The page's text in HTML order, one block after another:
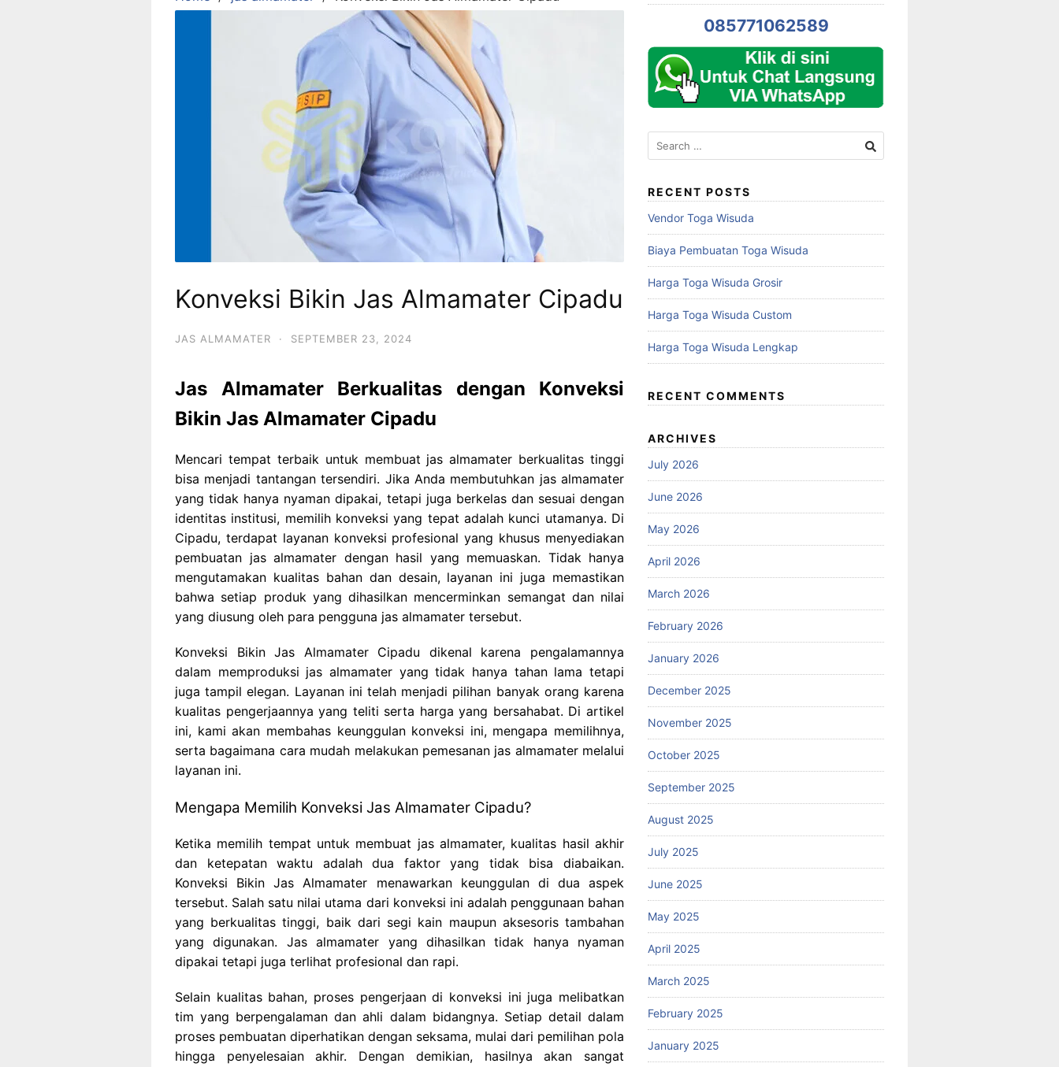
Konveksi Bikin Jas Almamater Cipadu
JAS ALMAMATER · SEPTEMBER 23, 2024
Jas Almamater Berkualitas dengan Konveksi
Bikin Jas Almamater Cipadu
Mencari tempat terbaik untuk membuat jas almamater berkualitas tinggi
bisa menjadi tantangan tersendiri. Jika Anda membutuhkan jas almamater
yang tidak hanya nyaman dipakai, tetapi juga berkelas dan sesuai dengan
identitas institusi, memilih konveksi yang tepat adalah kunci utamanya. Di
Cipadu, terdapat layanan konveksi profesional yang khusus menyediakan
pembuatan jas almamater dengan hasil yang memuaskan. Tidak hanya
mengutamakan kualitas bahan dan desain, layanan ini juga memastikan
bahwa setiap produk yang dihasilkan mencerminkan semangat dan nilai
yang diusung oleh para pengguna jas almamater tersebut.
Konveksi Bikin Jas Almamater Cipadu dikenal karena pengalamannya
dalam memproduksi jas almamater yang tidak hanya tahan lama tetapi
juga tampil elegan. Layanan ini telah menjadi pilihan banyak orang karena
kualitas pengerjaannya yang teliti serta harga yang bersahabat. Di artikel
ini, kami akan membahas keunggulan konveksi ini, mengapa memilihnya,
serta bagaimana cara mudah melakukan pemesanan jas almamater melalui
layanan ini.
Mengapa Memilih Konveksi Jas Almamater Cipadu?
Ketika memilih tempat untuk membuat jas almamater, kualitas hasil akhir
dan ketepatan waktu adalah dua faktor yang tidak bisa diabaikan.
Konveksi Bikin Jas Almamater menawarkan keunggulan di dua aspek
tersebut. Salah satu nilai utama dari konveksi ini adalah penggunaan bahan
yang berkualitas tinggi, baik dari segi kain maupun aksesoris tambahan
yang digunakan. Jas almamater yang dihasilkan tidak hanya nyaman
dipakai tetapi juga terlihat profesional dan rapi.
Selain kualitas bahan, proses pengerjaan di konveksi ini juga melibatkan
tim yang berpengalaman dan ahli dalam bidangnya. Setiap detail dalam
proses pembuatan diperhatikan dengan seksama, mulai dari pemilihan pola
hingga penyelesaian akhir. Dengan demikian, hasilnya akan sangat
085771062589
Search
for:
RECENT POSTS
Vendor Toga Wisuda
Biaya Pembuatan Toga Wisuda
Harga Toga Wisuda Grosir
Harga Toga Wisuda Custom
Harga Toga Wisuda Lengkap
RECENT COMMENTS
ARCHIVES
July 2026
June 2026
May 2026
April 2026
March 2026
February 2026
January 2026
December 2025
November 2025
October 2025
September 2025
August 2025
July 2025
June 2025
May 2025
April 2025
March 2025
February 2025
January 2025